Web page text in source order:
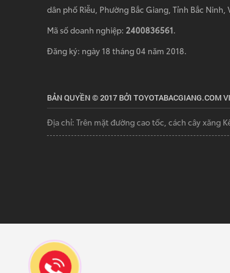
dân phố Riễu, Phường Bắc Giang, Tỉnh Bắc Ninh,
Mã số doanh nghiệp: 2400836561.
Đăng ký: ngày 18 tháng 04 năm 2018.
BẢN QUYỀN © 2017 BỞI TOYOTABACGIANG.COM
Địa chỉ: Trên mặt đường cao tốc, cách cây xăng